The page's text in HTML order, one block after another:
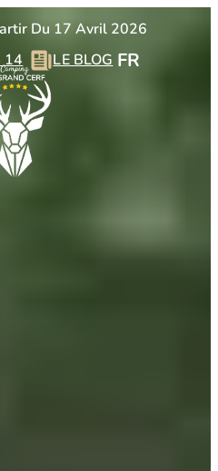
Du 17 Avril 2026
14
LE BLOG FR